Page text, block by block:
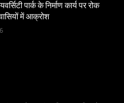
पार्क के निर्माण कार्य पर रोक
में आक्रोश